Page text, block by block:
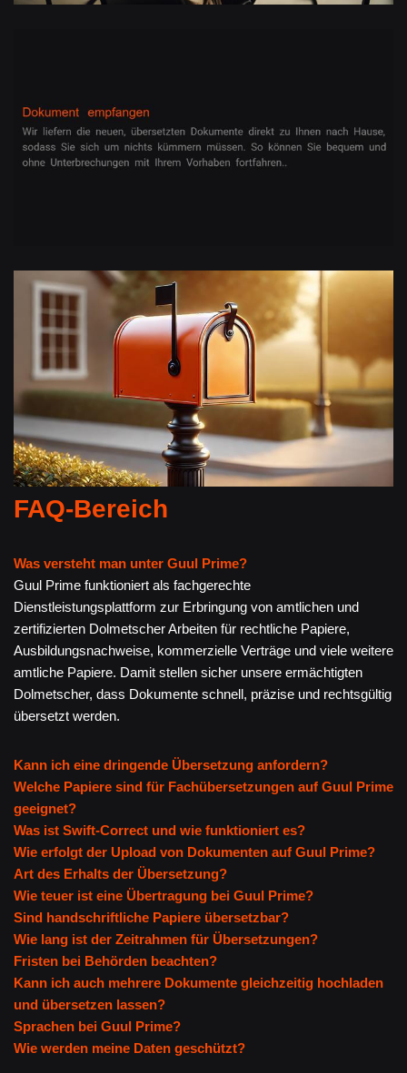
FAQ-Bereich
Was versteht man unter Guul Prime?
Guul Prime funktioniert als fachgerechte
Dienstleistungsplattform zur Erbringung von amtlichen und
zertifizierten Dolmetscher Arbeiten für rechtliche Papiere,
Ausbildungsnachweise, kommerzielle Verträge und viele weitere
amtliche Papiere. Damit stellen sicher unsere ermächtigten
Dolmetscher, dass Dokumente schnell, präzise und rechtsgültig
übersetzt werden.
Kann ich eine dringende Übersetzung anfordern?
Welche Papiere sind für Fachübersetzungen auf Guul Prime
geeignet?
Was ist Swift-Correct und wie funktioniert es?
Wie erfolgt der Upload von Dokumenten auf Guul Prime?
Art des Erhalts der Übersetzung?
Wie teuer ist eine Übertragung bei Guul Prime?
Sind handschriftliche Papiere übersetzbar?
Wie lang ist der Zeitrahmen für Übersetzungen?
Fristen bei Behörden beachten?
Kann ich auch mehrere Dokumente gleichzeitig hochladen
und übersetzen lassen?
Sprachen bei Guul Prime?
Wie werden meine Daten geschützt?